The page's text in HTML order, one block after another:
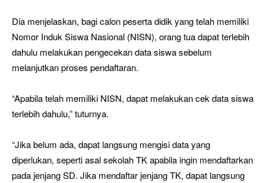
Dia menjelaskan, bagi calon peserta didik yang telah memiliki
Nomor Induk Siswa Nasional (NISN), orang tua dapat terlebih
dahulu melakukan pengecekan data siswa sebelum
melanjutkan proses pendaftaran.
“Apabila telah memiliki NISN, dapat melakukan cek data siswa
terlebih dahulu,” tuturnya.
“Jika belum ada, dapat langsung mengisi data yang
diperlukan, seperti asal sekolah TK apabila ingin mendaftarkan
pada jenjang SD. Jika mendaftar jenjang TK, dapat langsung